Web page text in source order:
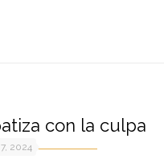
2024
con la culpa